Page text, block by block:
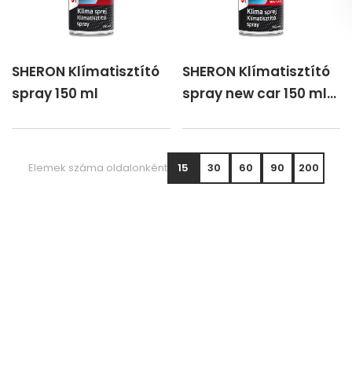
SHERON Klímatisztító
spray 150 ml
SHERON Klímatisztító
spray new car 150 ml
Elemek száma oldalonként 15 30 60 90 200